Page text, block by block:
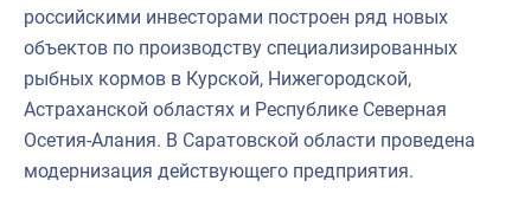
российскими инвесторами построен ряд новых
объектов по производству специализированных
рыбных кормов в Курской, Нижегородской,
Астраханской областях и Республике Северная
Осетия-Алания. В Саратовской области проведена
модернизация действующего предприятия.